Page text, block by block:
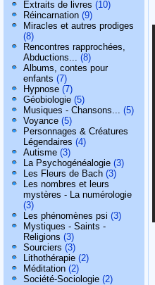
Extraits de livres (10)
Réincarnation (9)
Miracles et autres prodiges
(8)
Rencontres rapprochées,
Abductions... (8)
Albums, contes pour
enfants (7)
Hypnose (7)
Géobiologie (5)
Musiques - Chansons... (5)
Voyance (5)
Personnages & Créatures
Légendaires (4)
Autisme (3)
La Psychogénéalogie (3)
Les Fleurs de Bach (3)
Les nombres et leurs
mystères - La numérologie
(3)
Les phénomènes psi (3)
Mystiques - Saints -
Religions (3)
Sourciers (3)
Lithothérapie (2)
Méditation (2)
Société-Sociologie (2)